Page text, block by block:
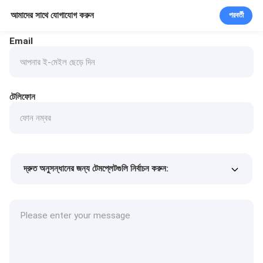
আমাদের সাথে যোগাযোগ করুন পরবর্তী
Email
টেলিফোন
দ্রুত অনুসন্ধানের জন্য টেমপ্লেটগুলি নির্বাচন করুন: